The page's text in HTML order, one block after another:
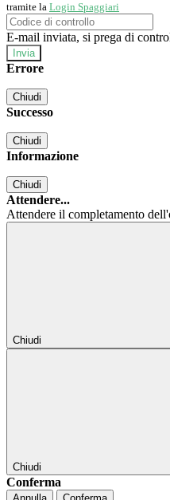
tramite la Login Spaggiari
E-mail inviata, si prega di
Errore
Chiudi
Successo
Chiudi
Informazione
Chiudi
Attendere...
Attendere il completamento
Chiudi
Chiudi
Conferma